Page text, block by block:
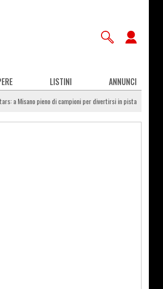
LISTINI ANNUNCI
a Misano pieno di campioni per divertirsi in pista